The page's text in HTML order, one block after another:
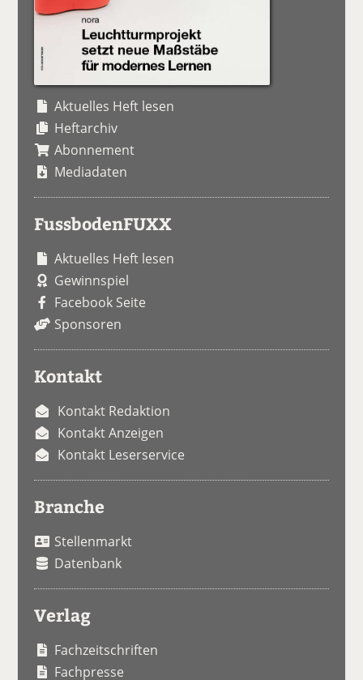
Aktuelles Heft lesen
Heftarchiv
Abonnement
Mediadaten
FussbodenFUXX
Aktuelles Heft lesen
Gewinnspiel
Facebook Seite
Sponsoren
Kontakt
Kontakt Redaktion
Kontakt Anzeigen
Kontakt Leserservice
Branche
Stellenmarkt
Datenbank
Verlag
Fachzeitschriften
Fachpresse